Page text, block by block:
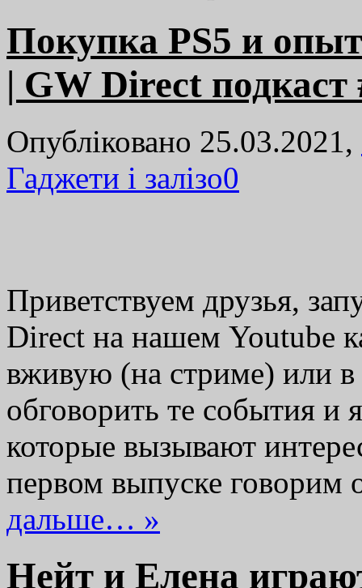
Покупка PS5 и
| GW Direct подкаст
Опубліковано 25.03.2021,
Гаджети і залізо0
Приветствуем друзья,
Direct на нашем Youtube
вживую (на стриме) или в
обговорить те события и
которые вызывают
первом выпуске
дальше… »
Нейт и Елена